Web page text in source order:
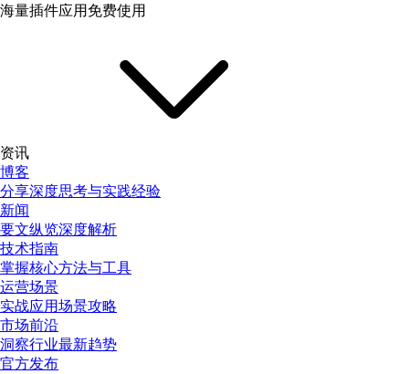
海量插件应用免费使用
资讯
博客
分享深度思考与实践经验
新闻
要文纵览深度解析
技术指南
掌握核心方法与工具
运营场景
实战应用场景攻略
市场前沿
洞察行业最新趋势
官方发布